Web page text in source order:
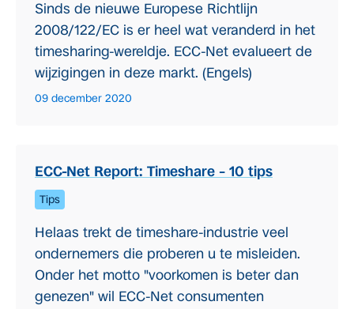
Sinds de nieuwe Europese Richtlijn
2008/122/EC is er heel wat veranderd in het
timesharing-wereldje. ECC-Net evalueert de
wijzigingen in deze markt. (Engels)
09 december 2020
ECC-Net Report: Timeshare – 10 tips
Tips
Helaas trekt de timeshare-industrie veel
ondernemers die proberen u te misleiden.
Onder het motto "voorkomen is beter dan
genezen" wil ECC-Net consumenten